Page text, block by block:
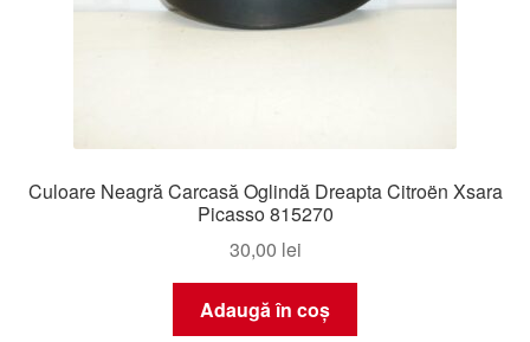
Culoare Neagră Carcasă Oglindă Dreapta Citroën Xsara
Picasso 815270
30,00 lei
Adaugă în coș